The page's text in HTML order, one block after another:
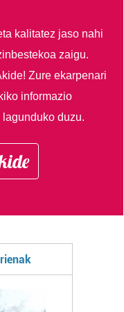
kalitatez jaso nahi
zaigu.
Zure ekarpenari
informazio
duzu.